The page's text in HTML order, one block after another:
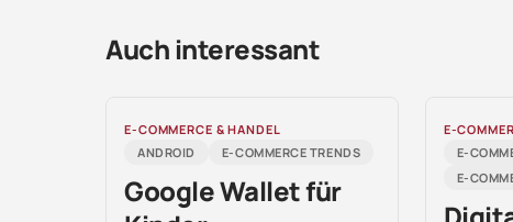
Auch interessant
E-COMMERCE & HANDEL
ANDROID
E-COMMERCE TRENDS
Google Wallet für
E-
E-
E-